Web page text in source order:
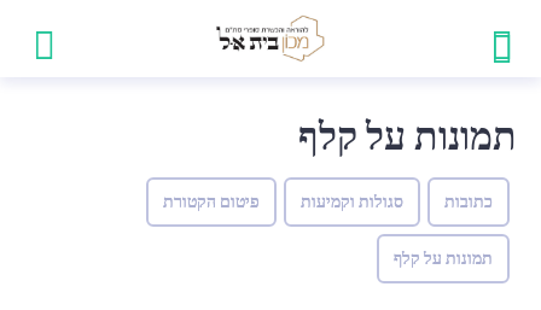
תמונות על קלף
כתובות סגולות וקמיעות פיטום הקטורת
תמונות על קלף